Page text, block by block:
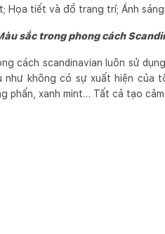
Họa tiết và đồ trang trí; Ánh sáng.
sắc trong phong cách
cách scandinavian luôn sử
như không có sự xuất hiện của
phấn, xanh mint… Tất cả tạo